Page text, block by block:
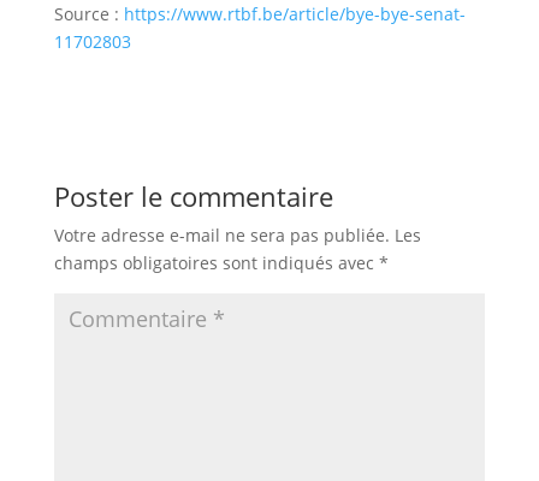
Source : https://www.rtbf.be/article/bye-bye-senat-
11702803
Poster le commentaire
Votre adresse e-mail ne sera pas publiée. Les
champs obligatoires sont indiqués avec *